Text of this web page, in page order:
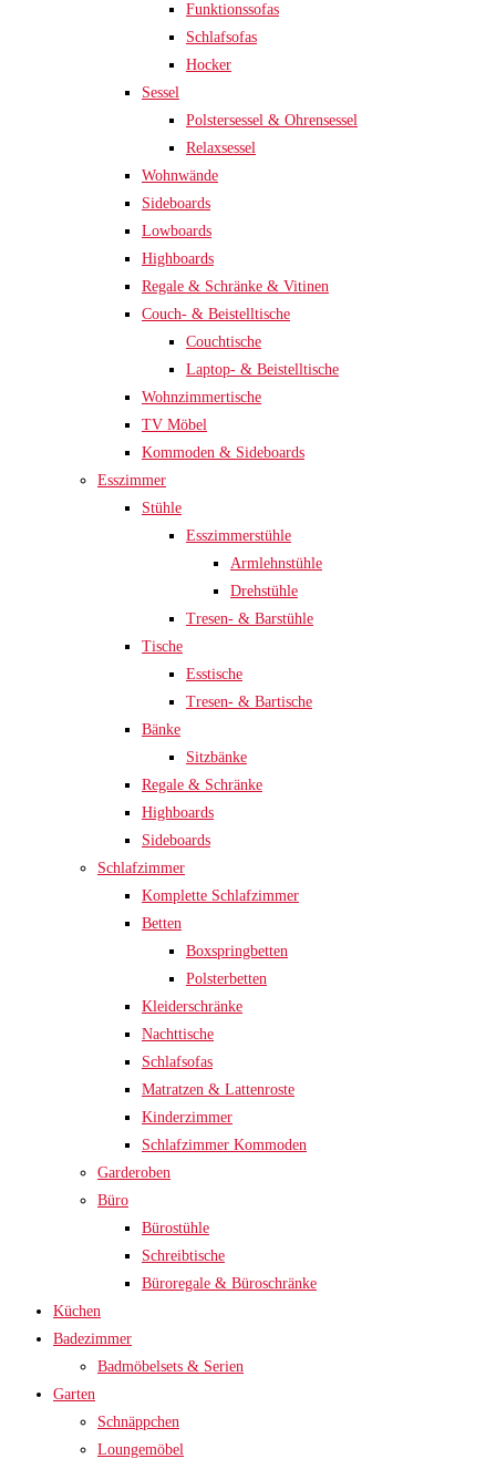
Funktionssofas
Schlafsofas
Hocker
Sessel
Polstersessel & Ohrensessel
Relaxsessel
Wohnwände
Sideboards
Lowboards
Highboards
Regale & Schränke & Vitinen
Couch- & Beistelltische
Couchtische
Laptop- & Beistelltische
Wohnzimmertische
TV Möbel
Kommoden & Sideboards
Esszimmer
Stühle
Esszimmerstühle
Armlehnstühle
Drehstühle
Tresen- & Barstühle
Tische
Esstische
Tresen- & Bartische
Bänke
Sitzbänke
Regale & Schränke
Highboards
Sideboards
Schlafzimmer
Komplette Schlafzimmer
Betten
Boxspringbetten
Polsterbetten
Kleiderschränke
Nachttische
Schlafsofas
Matratzen & Lattenroste
Kinderzimmer
Schlafzimmer Kommoden
Garderoben
Büro
Bürostühle
Schreibtische
Büroregale & Büroschränke
Küchen
Badezimmer
Badmöbelsets & Serien
Garten
Schnäppchen
Loungemöbel